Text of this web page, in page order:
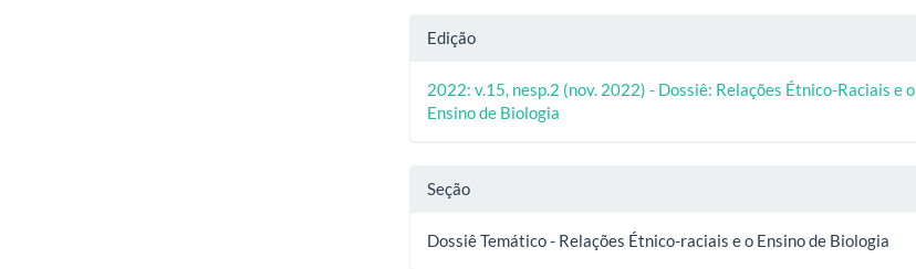
Edição
2022: v.15, nesp.2 (nov. 2022) - Dossiê: Relações Étnico-Raciais e o
Ensino de Biologia
Seção
Dossiê Temático - Relações Étnico-raciais e o Ensino de Biologia